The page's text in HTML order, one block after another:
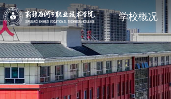
学校概况
学院简介
校风校训
石职动态
媒体关注
党建专题
教学动态
语言文字建设
学工处
科研动态
科协技术学会
招生专题
信息公开法规与制度
信息公开其它